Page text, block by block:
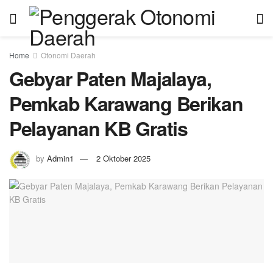
Home Otonomi Daerah
Gebyar Paten Majalaya,
Pemkab Karawang Berikan
Pelayanan KB Gratis
by Admin1 2 Oktober 2025